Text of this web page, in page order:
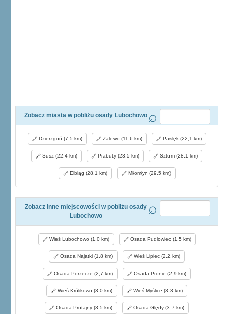
Zobacz miasta w pobliżu osady Lubochowo
Dzierzgoń (7,5 km) Zalewo (11,6 km) Pasłęk (22,1 km)
Susz (22,4 km) Prabuty (23,5 km) Sztum (28,1 km)
Elbląg (28,1 km) Miłomłyn (29,5 km)
Zobacz inne miejscowości w pobliżu osady
Lubochowo
Wieś Lubochowo (1,0 km) Osada Pudłowiec (1,5 km)
Osada Najatki (1,8 km) Wieś Lipiec (2,2 km)
Osada Porzecze (2,7 km) Osada Pronie (2,9 km)
Wieś Królikowo (3,0 km) Wieś Myślice (3,3 km)
Osada Protajny (3,5 km) Osada Ględy (3,7 km)